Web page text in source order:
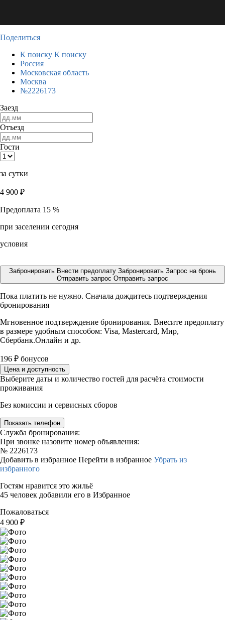
Поделиться
К поиску К поиску
Россия
Московская область
Москва
№2226173
Заезд
Отъезд
Гости
за сутки
4 900 ₽
Предоплата 15 %
при заселении сегодня
условия
Забронировать Внести предоплату Забронировать Запрос на бронь
Отправить запрос Отправить запрос
Пока платить не нужно. Сначала дождитесь подтверждения
бронирования
Мгновенное подтверждение бронирования. Внесите предоплату
в размере удобным способом: Visa, Mastercard, Мир,
Сбербанк.Онлайн и др.
196 ₽ бонусов
Цена и доступность
Выберите даты и количество гостей для расчёта стоимости
проживания
Без комиссии и сервисных сборов
Показать телефон
Служба бронирования:
При звонке назовите номер объявления:
№ 2226173
Добавить в избранное Перейти в избранное Убрать из
избранного
Гостям нравится это жильё
45 человек добавили его в Избранное
Пожаловаться
4 900 ₽